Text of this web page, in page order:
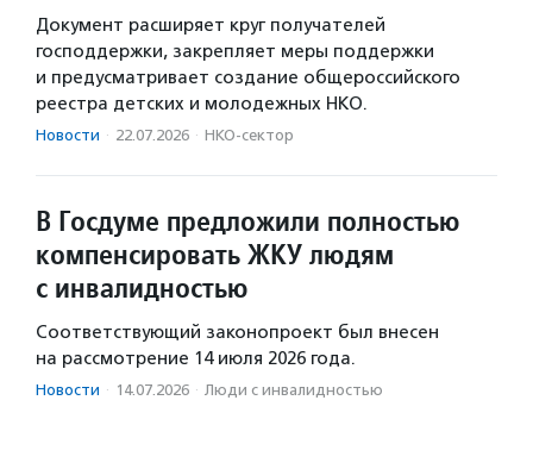
Документ расширяет круг получателей
господдержки, закрепляет меры поддержки
и предусматривает создание общероссийского
реестра детских и молодежных НКО.
Новости · 22.07.2026 · НКО-сектор
В Госдуме предложили полностью
компенсировать ЖКУ людям
с инвалидностью
Соответствующий законопроект был внесен
на рассмотрение 14 июля 2026 года.
Новости · 14.07.2026 · Люди с инвалидностью